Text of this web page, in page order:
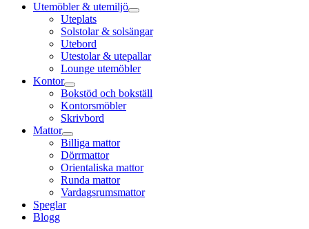
Utemöbler & utemiljö
Uteplats
Solstolar & solsängar
Utebord
Utestolar & utepallar
Lounge utemöbler
Kontor
Bokstöd och bokställ
Kontorsmöbler
Skrivbord
Mattor
Billiga mattor
Dörrmattor
Orientaliska mattor
Runda mattor
Vardagsrumsmattor
Speglar
Blogg